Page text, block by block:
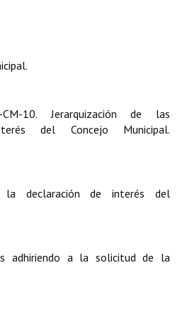
CM-10. Jerarquización de las
del Concejo Municipal.
la declaración de interés del
adhiriendo a la solicitud de la